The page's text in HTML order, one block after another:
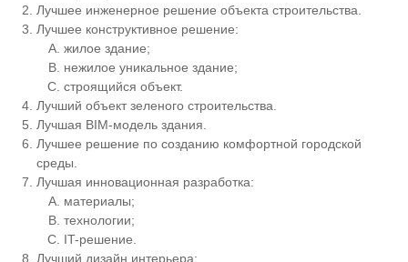
Лучшее инженерное решение объекта строительства.
Лучшее конструктивное решение:
жилое здание;
нежилое уникальное здание;
строящийся объект.
Лучший объект зеленого строительства.
Лучшая BIM-модель здания.
Лучшее решение по созданию комфортной городской
среды.
Лучшая инновационная разработка:
материалы;
технологии;
IT-решение.
Лучший дизайн интерьера: